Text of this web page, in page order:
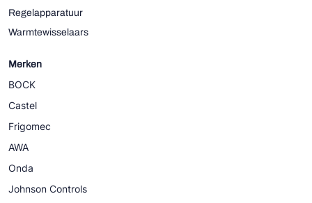
Regelapparatuur
Warmtewisselaars
Merken
BOCK
Castel
Frigomec
AWA
Onda
Johnson Controls